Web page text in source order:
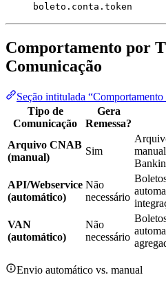
boleto.conta.token
Comportamento por
Comunicação
Seção intitulada
Tipo de
Comunicação
Gera
Remessa?
Arquivo CNAB
(manual)
Sim
API/Webservice
(automático)
Não
necessário
VAN
(automático)
Não
necessário
Envio automático vs. manual